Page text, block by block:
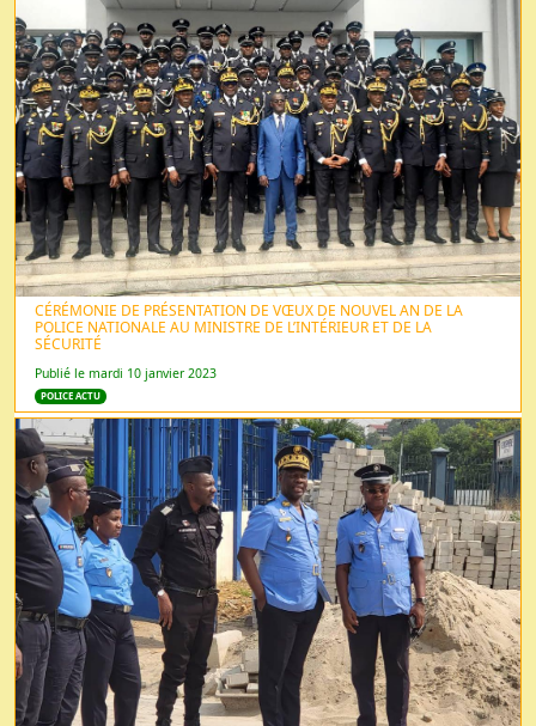
CÉRÉMONIE DE PRÉSENTATION DE VŒUX DE NOUVEL AN DE LA
POLICE NATIONALE AU MINISTRE DE L’INTÉRIEUR ET DE LA
SÉCURITÉ
Publié le mardi 10 janvier 2023
POLICE ACTU